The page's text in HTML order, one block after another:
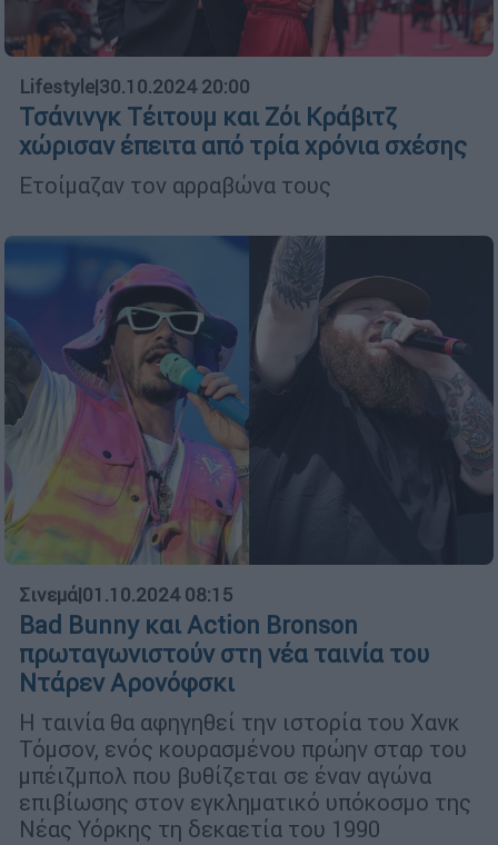
Lifestyle|30.10.2024 20:00
Τσάνινγκ Τέιτουμ και Ζόι Κράβιτζ
χώρισαν έπειτα από τρία χρόνια σχέσης
Ετοίμαζαν τον αρραβώνα τους
Σινεμά|01.10.2024 08:15
Bad Bunny και Action Bronson
πρωταγωνιστούν στη νέα ταινία του
Ντάρεν Αρονόφσκι
Η ταινία θα αφηγηθεί την ιστορία του Χανκ
Τόμσον, ενός κουρασμένου πρώην σταρ του
μπέιζμπολ που βυθίζεται σε έναν αγώνα
επιβίωσης στον εγκληματικό υπόκοσμο της
Νέας Υόρκης τη δεκαετία του 1990